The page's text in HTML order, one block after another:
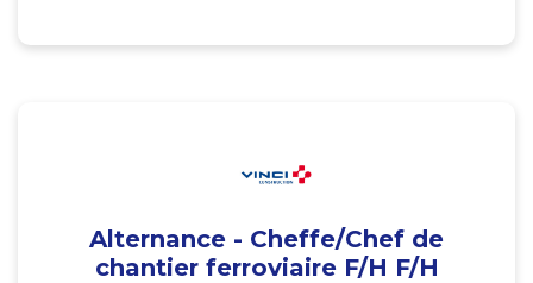
Alternance - Cheffe/Chef de
chantier ferroviaire F/H F/H